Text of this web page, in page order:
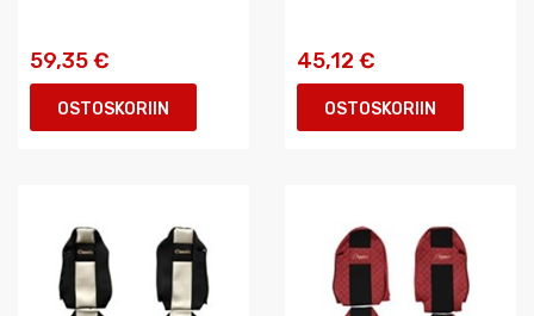
59,35 €
OSTOSKORIIN
45,12 €
OSTOSKORIIN